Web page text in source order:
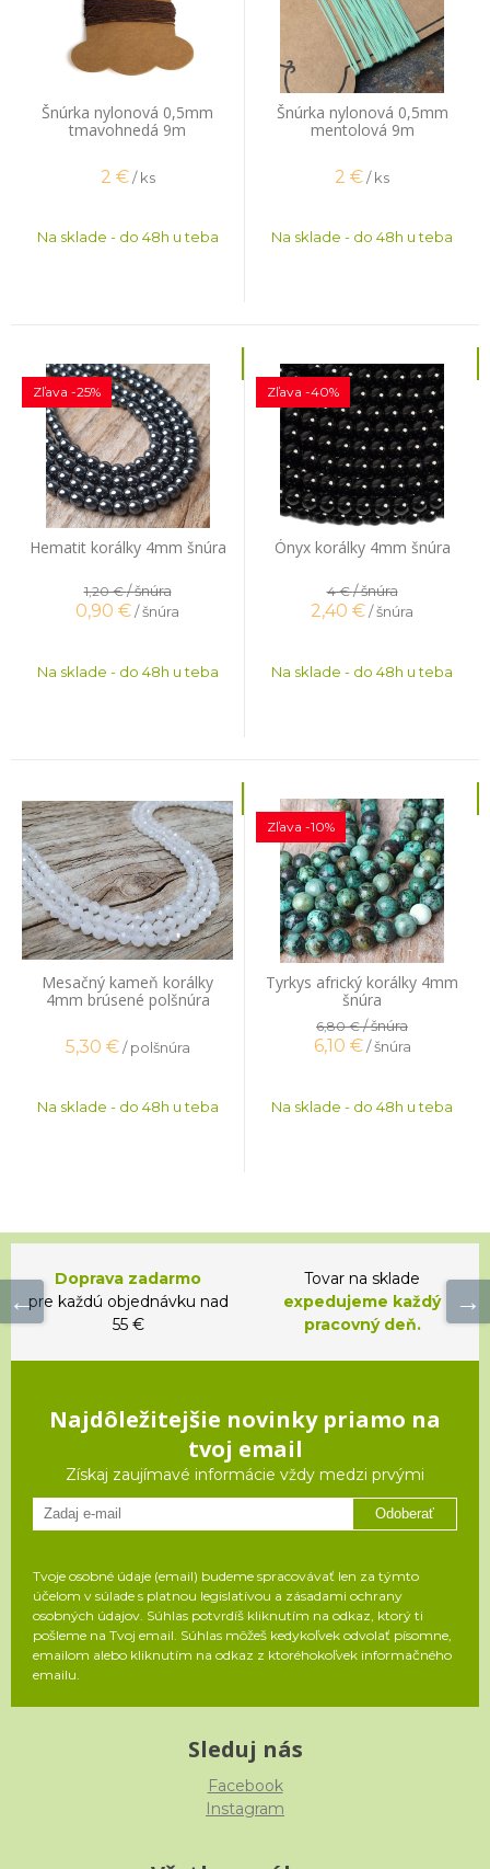
Šnúrka nylonová 0,5mm
tmavohnedá 9m
2 € / ks
Na sklade - do 48h u teba
Šnúrka nylonová 0,5mm
mentolová 9m
2 €/ ks
Na sklade - do 48h u teba
Hematit korálky 4mm šnúra
Zľava -25%
1,20 €/ šnúra
0,90 €/ šnúra
Na sklade - do 48h u teba
Ónyx korálky 4mm šnúra
Zľava -40%
4 €/ šnúra
2,40 €/ šnúra
Na sklade - do 48h u teba
Mesačný kameň korálky
4mm brúsené polšnúra
5,30 € / polšnúra
Na sklade - do 48h u teba
Tyrkys africký korálky 4mm
šnúra
Zľava -10%
6,80 €/ šnúra
6,10 € / šnúra
Na sklade - do 48h u teba
Doprava zadarmo
pre každú objednávku nad
55 €
Tovar na sklade
expedujeme každý
pracovný deň.
Najdôležitejšie novinky priamo na
tvoj email
Získaj zaujímavé informácie vždy medzi prvými
Odoberať
Tvoje osobné údaje (email) budeme spracovávať len za týmto
účelom v súlade s platnou legislatívou a zásadami ochrany
osobných údajov. Súhlas potvrdíš kliknutím na odkaz, ktorý ti
pošleme na Tvoj email. Súhlas môžeš kedykoľvek odvolať písomne,
emailom alebo kliknutím na odkaz z ktoréhokoľvek informačného
emailu.
Sleduj nás
Facebook
Instagram